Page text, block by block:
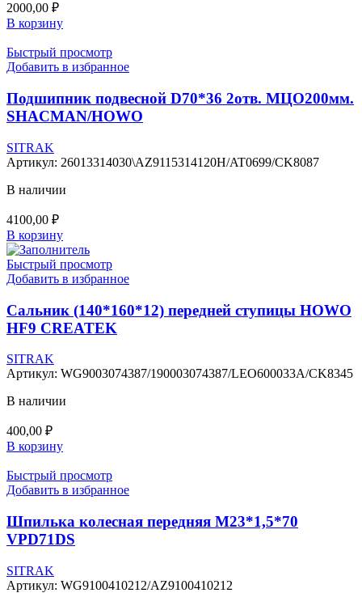
2000,00 ₽
В корзину
Быстрый просмотр
Добавить в избранное
Подшипник подвесной D70*36 2отв. МЦО200мм.
SHACMAN/HOWO
SITRAK
Артикул: 26013314030\AZ9115314120H/AT0699/CK8087
В наличии
4100,00 ₽
В корзину
Быстрый просмотр
Добавить в избранное
Сальник (140*160*12) передней ступицы HOWO
HF9 CREATEK
SITRAK
Артикул: WG9003074387/190003074387/LEO600033A/CK8345
В наличии
400,00 ₽
В корзину
Быстрый просмотр
Добавить в избранное
Шпилька колесная передняя М23*1,5*70
VPD71DS
SITRAK
Артикул: WG9100410212/AZ9100410212